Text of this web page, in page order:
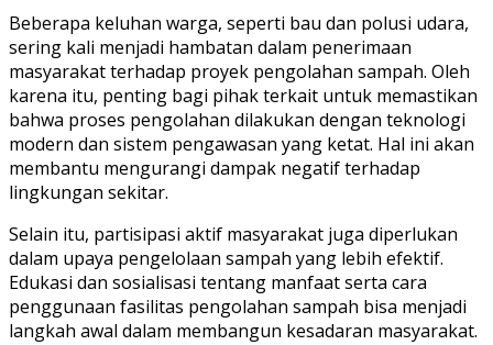
Beberapa keluhan warga, seperti bau dan polusi udara,
sering kali menjadi hambatan dalam penerimaan
masyarakat terhadap proyek pengolahan sampah. Oleh
karena itu, penting bagi pihak terkait untuk memastikan
bahwa proses pengolahan dilakukan dengan teknologi
modern dan sistem pengawasan yang ketat. Hal ini akan
membantu mengurangi dampak negatif terhadap
lingkungan sekitar.
Selain itu, partisipasi aktif masyarakat juga diperlukan
dalam upaya pengelolaan sampah yang lebih efektif.
Edukasi dan sosialisasi tentang manfaat serta cara
penggunaan fasilitas pengolahan sampah bisa menjadi
langkah awal dalam membangun kesadaran masyarakat.